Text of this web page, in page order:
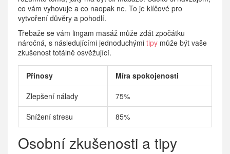
co vám vyhovuje a co naopak ne. To je klíčové pro
vytvoření důvěry a pohodlí.
Třebaže se vám lingam masáž může zdát zpočátku
náročná, s následujícími jednoduchými tipy může být vaše
zkušenost totálně osvěžující.
Přínosy
Míra spokojenosti
Zlepšení nálady
75%
Snížení stresu
85%
Osobní zkušenosti a tipy